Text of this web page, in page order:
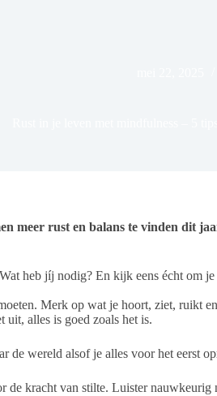
meer rust en balans te vinden dit
heb jíj nodig? En kijk eens écht om
Merk op wat je hoort, ziet, ruikt
uit, alles is goed zoals het is.
de wereld alsof je alles voor het eerst
de kracht van stilte. Luister